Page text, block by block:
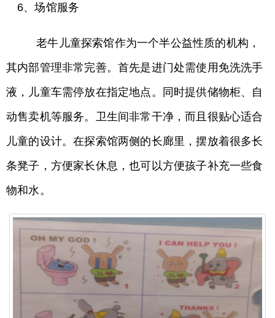
6、场馆服务
老牛儿童探索馆作为一个半公益性质的机构，
其内部管理非常完善。首先是进门处需使用免洗洗手
液，儿童车需停放在指定地点。同时提供储物柜、自
动售卖机等服务。卫生间非常干净，而且很贴心适合
儿童的设计。在探索馆两侧的长廊里，摆放着很多长
条凳子，方便家长休息，也可以方便孩子补充一些食
物和水。